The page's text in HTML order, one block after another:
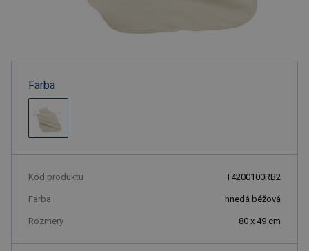
Farba
Kód produktu T4200100RB2
Farba hnedá béžová
Rozmery 80 x 49 cm